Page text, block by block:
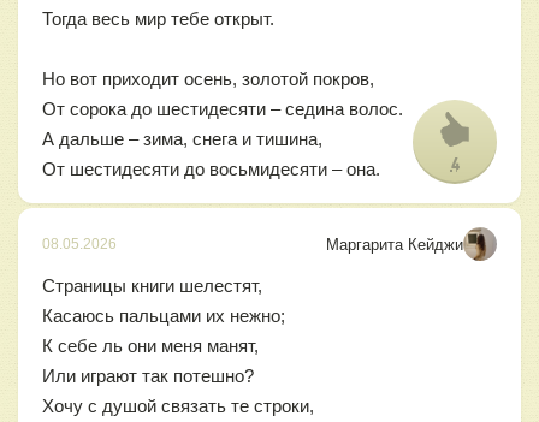
Тогда весь мир тебе открыт.
Но вот приходит осень, золотой покров,
От сорока до шестидесяти – седина волос.
А дальше – зима, снега и тишина,
От шестидесяти до восьмидесяти – она.
4
08.05.2026 Маргарита Кейджи
Страницы книги шелестят,
Касаюсь пальцами их нежно;
К себе ль они меня манят,
Или играют так потешно?
Хочу с душой связать те строки,